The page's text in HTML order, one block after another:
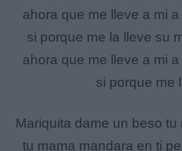
ahora que me lleve a mi
si porque me la lleve su
ahora que me lleve a mi
si porque me
Mariquita dame un beso
tu mama mandara en ti